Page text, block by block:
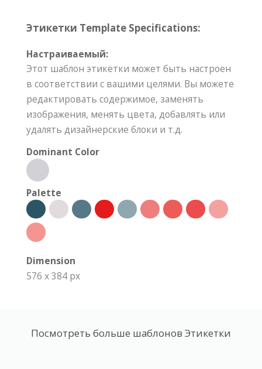
Этикетки Template Specifications:
Настраиваемый:
Этот шаблон этикетки может быть настроен
в соответствии с вашими целями. Вы можете
редактировать содержимое, заменять
изображения, менять цвета, добавлять или
удалять дизайнерские блоки и т.д.
Dominant Color
Palette
Dimension
576 x 384 px
Посмотреть больше шаблонов Этикетки